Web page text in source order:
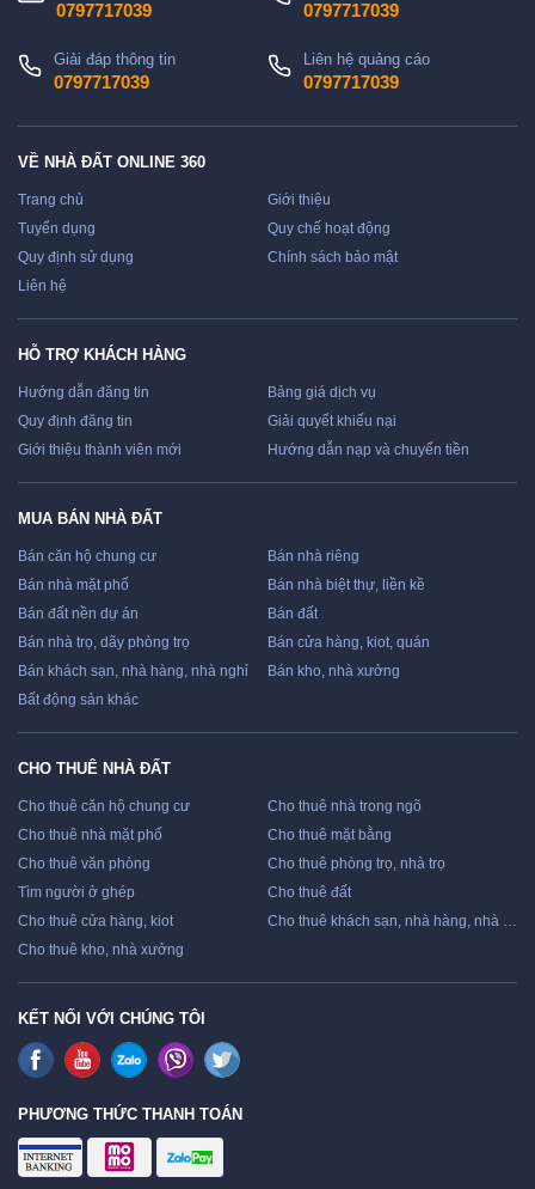
0797717039 0797717039
Giải đáp thông tin
0797717039
Liên hệ quảng cáo
0797717039
VỀ NHÀ ĐẤT ONLINE 360
Trang chủ
Giới thiệu
Tuyển dụng
Quy chế hoạt động
Quy định sử dụng
Chính sách bảo mật
Liên hệ
HỖ TRỢ KHÁCH HÀNG
Hướng dẫn đăng tin
Bảng giá dịch vụ
Quy định đăng tin
Giải quyết khiếu nại
Giới thiệu thành viên mới
Hướng dẫn nạp và chuyển tiền
MUA BÁN NHÀ ĐẤT
Bán căn hộ chung cư
Bán nhà riêng
Bán nhà mặt phố
Bán nhà biệt thự, liền kề
Bán đất nền dự án
Bán đất
Bán nhà trọ, dãy phòng trọ
Bán cửa hàng, kiot, quán
Bán khách sạn, nhà hàng, nhà nghỉ
Bán kho, nhà xưởng
Bất động sản khác
CHO THUÊ NHÀ ĐẤT
Cho thuê căn hộ chung cư
Cho thuê nhà trong ngõ
Cho thuê nhà mặt phố
Cho thuê mặt bằng
Cho thuê văn phòng
Cho thuê phòng trọ, nhà trọ
Tìm người ở ghép
Cho thuê đất
Cho thuê cửa hàng, kiot
Cho thuê khách sạn, nhà hàng, nhà nghỉ
Cho thuê kho, nhà xưởng
KẾT NỐI VỚI CHÚNG TÔI
PHƯƠNG THỨC THANH TOÁN